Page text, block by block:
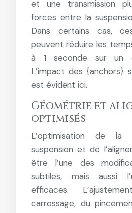
et une transmission
forces entre la
Dans certains cas,
peuvent réduire les
à 1 seconde sur un
L’impact des {anchors}
est évident ici.
Géométrie et
optimisés
L’optimisation de la
suspension et de
être l’une des
subtiles, mais aussi
efficaces.
carrossage, du